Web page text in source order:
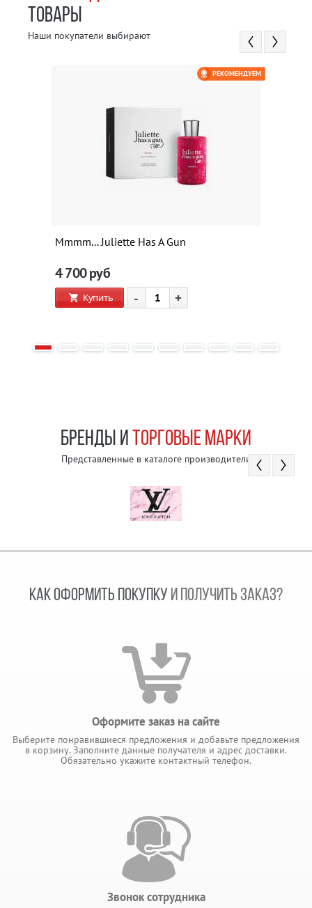
ТОВАРЫ
Наши покупатели выбирают
Mmmm... Juliette Has A Gun
4 700руб
Купить - +
РЕКОМЕНДУЕМ
БРЕНДЫ И ТОРГОВЫЕ МАРКИ
Представленные в каталоге производители
КАК ОФОРМИТЬ ПОКУПКУ И ПОЛУЧИТЬ ЗАКАЗ?
Оформите заказ на сайте
Выберите понравившиеся предложения и добавьте предложения
в корзину. Заполните данные получателя и адрес доставки.
Обязательно укажите контактный телефон.
Звонок сотрудника